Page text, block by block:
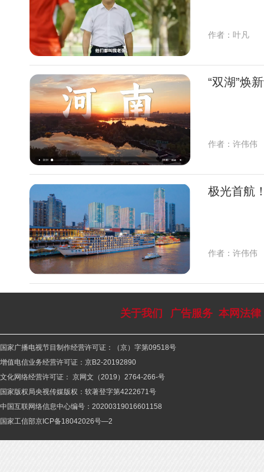
作者：叶凡
“双湖”焕
作者：许伟伟
极光首航
作者：许伟伟
关于我们 广告服务 本网法律
国家广播电视节目制作经营许可证：（京）字第09518号
增值电信业务经营许可证：京B2-20192890
文化网络经营许可证： 京网文（2019）2764-266-号
国家版权局央视传媒版权：软著登字第4222671号
中国互联网络信息中心编号：20200319016601158
国家工信部京ICP备18042026号—2